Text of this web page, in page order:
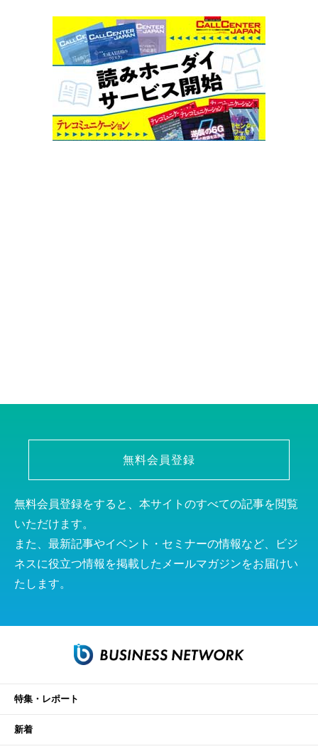
無料会員登録
無料会員登録をすると、本サイトのすべての記事を閲覧
いただけます。
また、最新記事やイベント・セミナーの情報など、ビジ
ネスに役立つ情報を掲載したメールマガジンをお届けい
たします。
特集・レポート
新着